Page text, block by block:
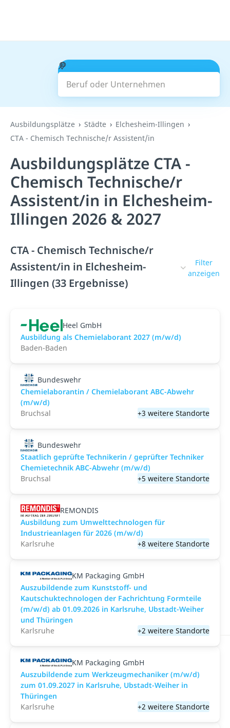
Beruf oder Unternehmen
Suchen
Ausbildungsplätze Städte
Elchesheim-Illingen
CTA - Chemisch Technische/r Assistent/in
Ausbildungsplätze CTA -
Chemisch Technische/r
Assistent/in in Elchesheim-
Illingen 2026 & 2027
CTA - Chemisch Technische/r
Assistent/in in Elchesheim-
Illingen (33 Ergebnisse)
Filter
anzeigen
Heel GmbH
Ausbildung als Chemielaborant 2027 (m/w/d)
Baden-Baden
Bundeswehr
Chemielaborantin / Chemielaborant ABC-Abwehr
(m/w/d)
Bruchsal
+3 weitere Standorte
Bundeswehr
Staatlich geprüfte Technikerin / geprüfter Techniker
Chemietechnik ABC-Abwehr (m/w/d)
Bruchsal
+5 weitere Standorte
REMONDIS
Ausbildung zum Umwelttechnologen für
Industrieanlagen für 2026 (m/w/d)
Karlsruhe
+8 weitere Standorte
KM Packaging GmbH
Auszubildende zum Kunststoff- und
Kautschuktechnologen der Fachrichtung Formteile
(m/w/d) ab 01.09.2026 in Karlsruhe, Ubstadt-Weiher
und Thüringen
Karlsruhe
+2 weitere Standorte
KM Packaging GmbH
Auszubildende zum Werkzeugmechaniker (m/w/d)
zum 01.09.2027 in Karlsruhe, Ubstadt-Weiher in
Thüringen
Karlsruhe
+2 weitere Standorte